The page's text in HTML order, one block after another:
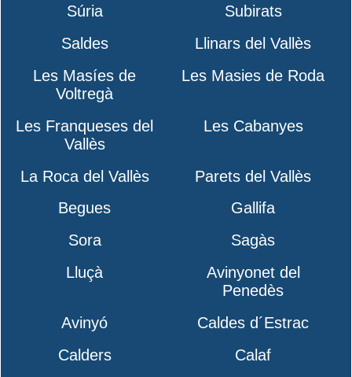
Súria
Subirats
Saldes
Llinars del Vallès
Les Masíes de
Voltregà
Les Masies de Roda
Les Franqueses del
Vallès
Les Cabanyes
La Roca del Vallès
Parets del Vallès
Begues
Gallifa
Sora
Sagàs
Lluçà
Avinyonet del
Penedès
Avinyó
Caldes d´Estrac
Calders
Calaf